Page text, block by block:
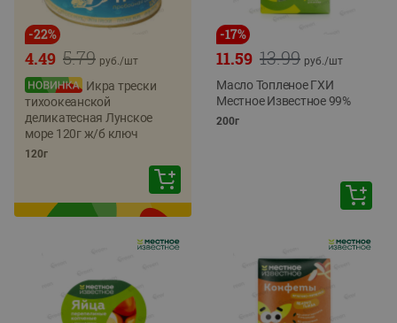
-22%
5.79
4.49 руб./шт
Икра трески
тихоокеанской
деликатесная Лунское
море 120г ж/б ключ
120г
-17%
13.99
11.59 руб./шт
Масло Топленое ГХИ
Местное Известное 99%
200г